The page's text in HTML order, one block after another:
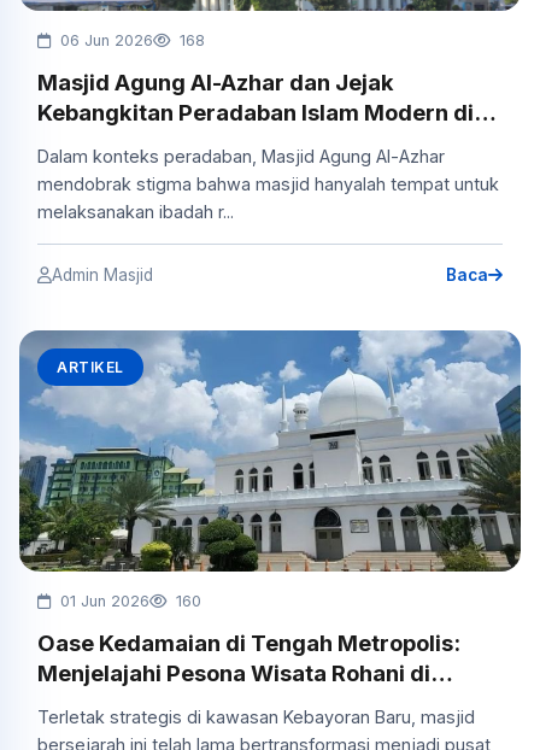
06 Jun 2026 168
Masjid Agung Al-Azhar dan Jejak
Kebangkitan Peradaban Islam Modern di
Dalam konteks peradaban, Masjid Agung Al-Azhar
mendobrak stigma bahwa masjid hanyalah tempat untuk
melaksanakan ibadah r...
Admin Masjid Baca
ARTIKEL
01 Jun 2026 160
Oase Kedamaian di Tengah Metropolis:
Menjelajahi Pesona Wisata Rohani di
Terletak strategis di kawasan Kebayoran Baru, masjid
bersejarah ini telah lama bertransformasi menjadi pusat